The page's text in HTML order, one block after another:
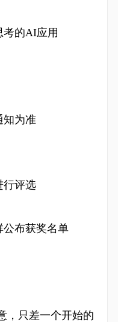
的AI应用
为准
评选
布获奖名单
只差一个开始的